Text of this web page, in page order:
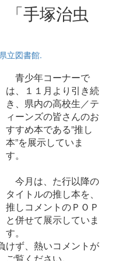
手塚治虫
立図書館.
青少年コーナーで
は、１１月より引き続
き、県内の高校生／テ
ィーンズの皆さんのお
すすめ本である”推し
本”を展示していま
す。
今月は、た行以降の
タイトルの推し本を、
推しコメントのＰＯＰ
と併せて展示していま
す。
けず、熱いコメントが